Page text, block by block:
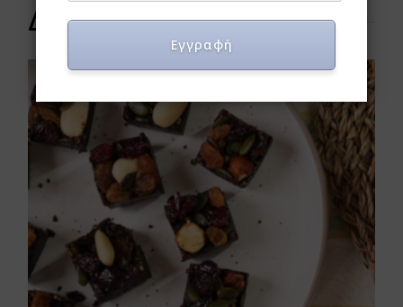
Δοκιμάστε και αυτά
Εγγραφή